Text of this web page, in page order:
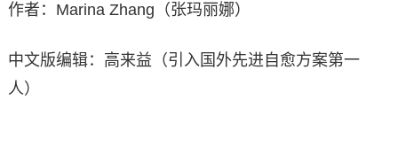
作者：Marina Zhang（张玛丽娜）
中文版编辑：高来益（引入国外先进自愈方案第一
人）